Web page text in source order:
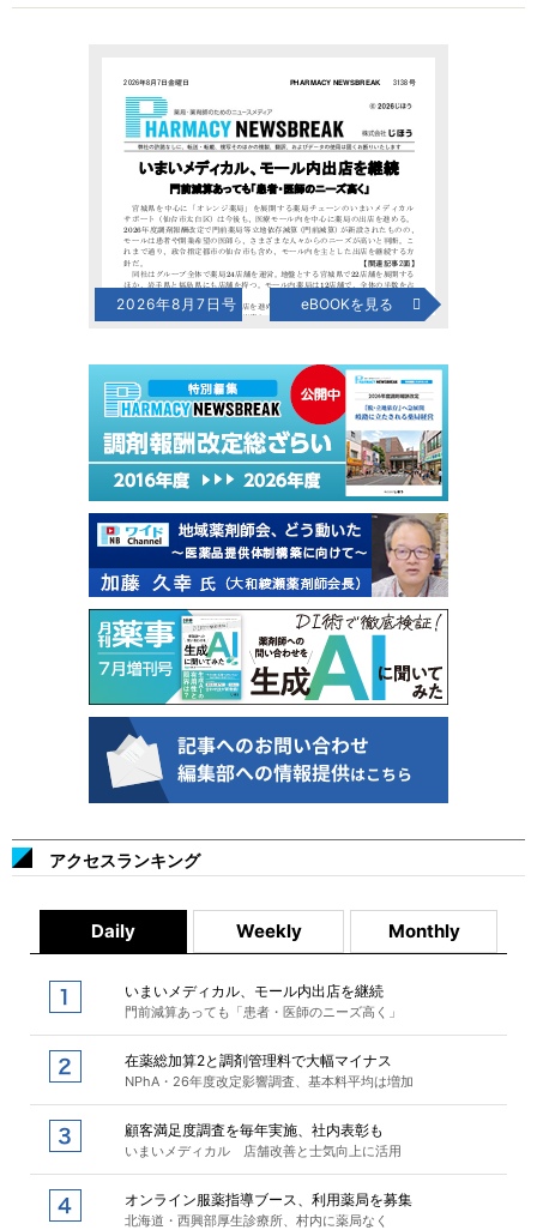
2026年8月7日号 eBOOKを見る
アクセスランキング
Daily Weekly Monthly
いまいメディカル、モール内出店を継続
門前減算あっても「患者・医師のニーズ高く」
在薬総加算2と調剤管理料で大幅マイナス
NPhA・26年度改定影響調査、基本料平均は増加
顧客満足度調査を毎年実施、社内表彰も
いまいメディカル 店舗改善と士気向上に活用
オンライン服薬指導ブース、利用薬局を募集
北海道・西興部厚生診療所、村内に薬局なく